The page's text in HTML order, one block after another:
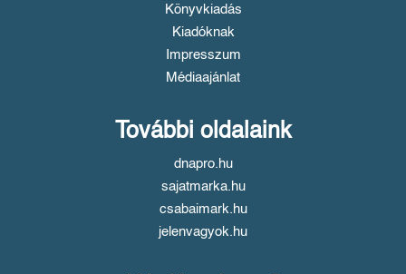
Könyvkiadás
Kiadóknak
Impresszum
Médiaajánlat
További oldalaink
dnapro.hu
sajatmarka.hu
csabaimark.hu
jelenvagyok.hu